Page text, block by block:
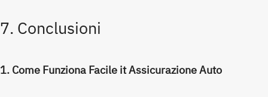
7. Conclusioni
1. Come Funziona Facile it Assicurazione Auto